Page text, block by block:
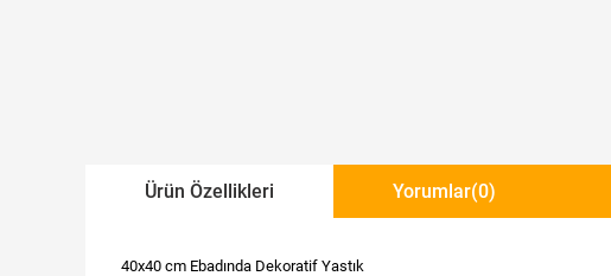
Ürün Özellikleri Yorumlar(0)
40x40 cm Ebadında Dekoratif Yastık